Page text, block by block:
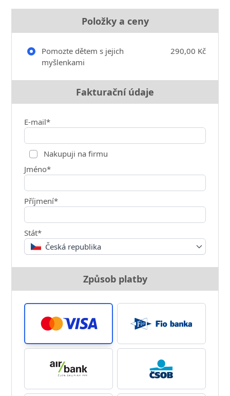
Položky a ceny
Pomozte dětem s jejich
myšlenkami
290,00 Kč
Fakturační údaje
E-mail*
Nakupuji na firmu
Jméno*
Příjmení*
Stát*
Česká republika
Způsob platby